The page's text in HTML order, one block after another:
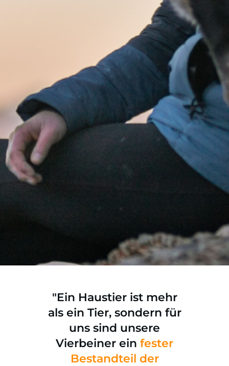
"Ein Haustier ist mehr
als ein Tier, sondern für
uns sind unsere
Vierbeiner ein fester
Bestandteil der